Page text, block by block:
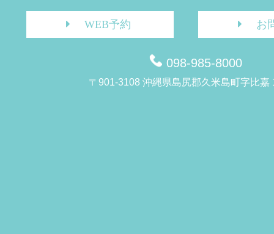
WEB予約 お
098-985-8000
〒901-3108 沖縄県島尻郡久米島町字比嘉